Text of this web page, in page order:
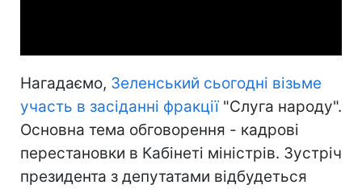
Нагадаємо, Зеленський сьогодні візьме
участь в засіданні фракції"Слуга народу".
Основна тема обговорення - кадрові
перестановки в Кабінеті міністрів. Зустріч
президента з депутатами відбудеться